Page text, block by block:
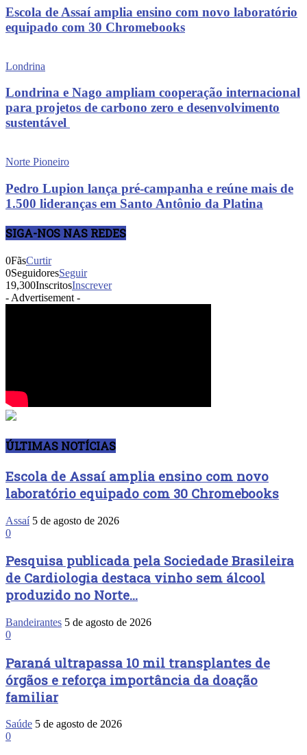
Escola de Assaí amplia ensino com novo laboratório
equipado com 30 Chromebooks
Londrina
Londrina e Nago ampliam cooperação internacional
para projetos de carbono zero e desenvolvimento
sustentável
Norte Pioneiro
Pedro Lupion lança pré-campanha e reúne mais de
1.500 lideranças em Santo Antônio da Platina
SIGA-NOS NAS REDES
0FãsCurtir
0SeguidoresSeguir
19,300InscritosInscrever
- Advertisement -
ÚLTIMAS NOTÍCIAS
Escola de Assaí amplia ensino com novo
laboratório equipado com 30 Chromebooks
Assaí 5 de agosto de 2026
0
Pesquisa publicada pela Sociedade Brasileira
de Cardiologia destaca vinho sem álcool
produzido no Norte...
Bandeirantes 5 de agosto de 2026
0
Paraná ultrapassa 10 mil transplantes de
órgãos e reforça importância da doação
familiar
Saúde 5 de agosto de 2026
0